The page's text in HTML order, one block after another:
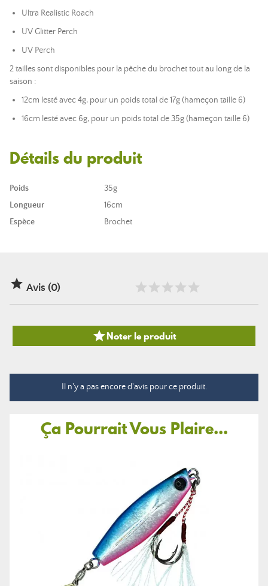
Ultra Realistic Roach
UV Glitter Perch
UV Perch
2 tailles sont disponibles pour la pêche du brochet tout au long de la
saison :
12cm lesté avec 4g, pour un poids total de 17g (hameçon taille 6)
16cm lesté avec 6g, pour un poids total de 35g (hameçon taille 6)
Détails du produit
Poids
35g
Longueur
16cm
Espèce
Brochet
 Avis (0)
Noter le produit
Il n'y a pas encore d'avis pour ce produit.
Ça Pourrait Vous Plaire...